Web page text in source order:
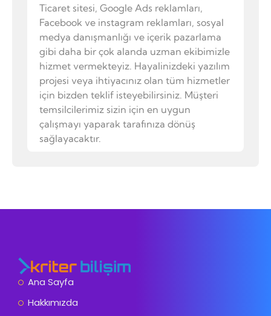
Ticaret sitesi, Google Ads reklamları,
Facebook ve instagram reklamları, sosyal
medya danışmanlığı ve içerik pazarlama
gibi daha bir çok alanda uzman ekibimizle
hizmet vermekteyiz. Hayalinizdeki yazılım
projesi veya ihtiyacınız olan tüm hizmetler
için bizden teklif isteyebilirsiniz. Müşteri
temsilcilerimiz sizin için en uygun
çalışmayı yaparak tarafınıza dönüş
sağlayacaktır.
Ana Sayfa
Hakkımızda